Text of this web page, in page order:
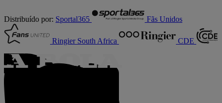
Distribuído por: Sportal365 Fãs Unidos
Ringier South Africa CDE